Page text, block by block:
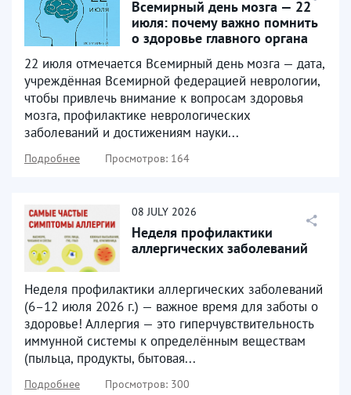
Всемирный день мозга — 22
июля: почему важно помнить
о здоровье главного органа
22 июля отмечается Всемирный день мозга — дата,
учреждённая Всемирной федерацией неврологии,
чтобы привлечь внимание к вопросам здоровья
мозга, профилактике неврологических
заболеваний и достижениям науки...
Подробнее Просмотров: 164
08 JULY 2026
Неделя профилактики
аллергических заболеваний
Неделя профилактики аллергических заболеваний
(6–12 июля 2026 г.) — важное время для заботы о
здоровье! Аллергия — это гиперчувствительность
иммунной системы к определённым веществам
(пыльца, продукты, бытовая...
Подробнее Просмотров: 300